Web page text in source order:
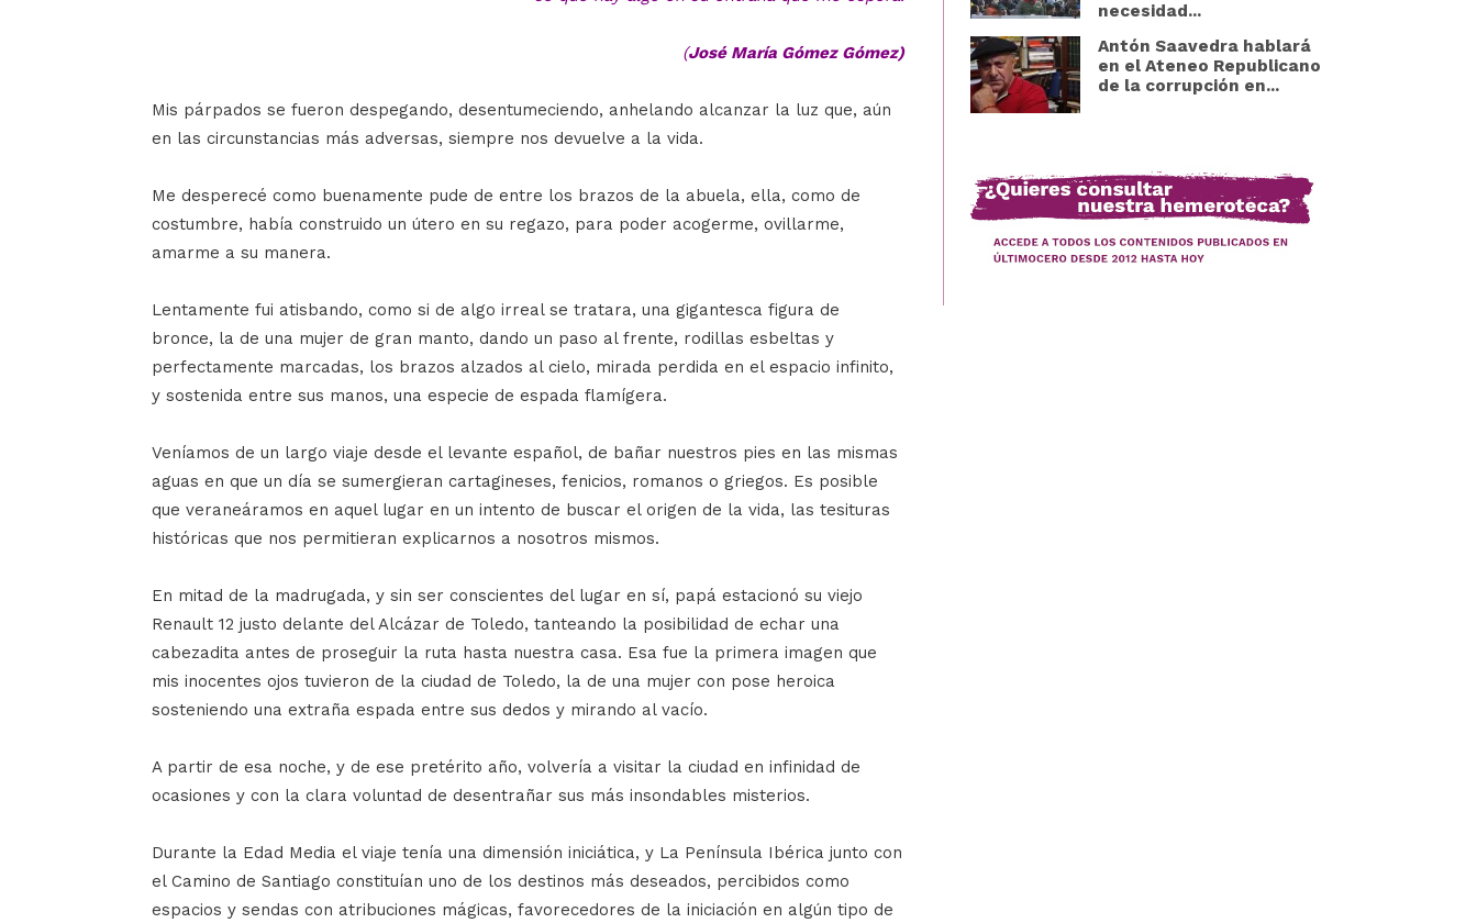
(José María Gómez Gómez)
Mis párpados se fueron despegando, desentumeciendo, anhelando alcanzar la luz que, aún
en las circunstancias más adversas, siempre nos devuelve a la vida.
Me desperecé como buenamente pude de entre los brazos de la abuela, ella, como de
costumbre, había construido un útero en su regazo, para poder acogerme, ovillarme,
amarme a su manera.
Lentamente fui atisbando, como si de algo irreal se tratara, una gigantesca figura de
bronce, la de una mujer de gran manto, dando un paso al frente, rodillas esbeltas y
perfectamente marcadas, los brazos alzados al cielo, mirada perdida en el espacio infinito,
y sostenida entre sus manos, una especie de espada flamígera.
Veníamos de un largo viaje desde el levante español, de bañar nuestros pies en las mismas
aguas en que un día se sumergieran cartagineses, fenicios, romanos o griegos. Es posible
que veraneáramos en aquel lugar en un intento de buscar el origen de la vida, las tesituras
históricas que nos permitieran explicarnos a nosotros mismos.
En mitad de la madrugada, y sin ser conscientes del lugar en sí, papá estacionó su viejo
Renault 12 justo delante del Alcázar de Toledo, tanteando la posibilidad de echar una
cabezadita antes de proseguir la ruta hasta nuestra casa. Esa fue la primera imagen que
mis inocentes ojos tuvieron de la ciudad de Toledo, la de una mujer con pose heroica
sosteniendo una extraña espada entre sus dedos y mirando al vacío.
A partir de esa noche, y de ese pretérito año, volvería a visitar la ciudad en infinidad de
ocasiones y con la clara voluntad de desentrañar sus más insondables misterios.
Durante la Edad Media el viaje tenía una dimensión iniciática, y La Península Ibérica junto con
el Camino de Santiago constituían uno de los destinos más deseados, percibidos como
espacios y sendas con atribuciones mágicas, favorecedores de la iniciación en algún tipo de
necesidad...
Antón Saavedra hablará
en el Ateneo Republicano
de la corrupción en...